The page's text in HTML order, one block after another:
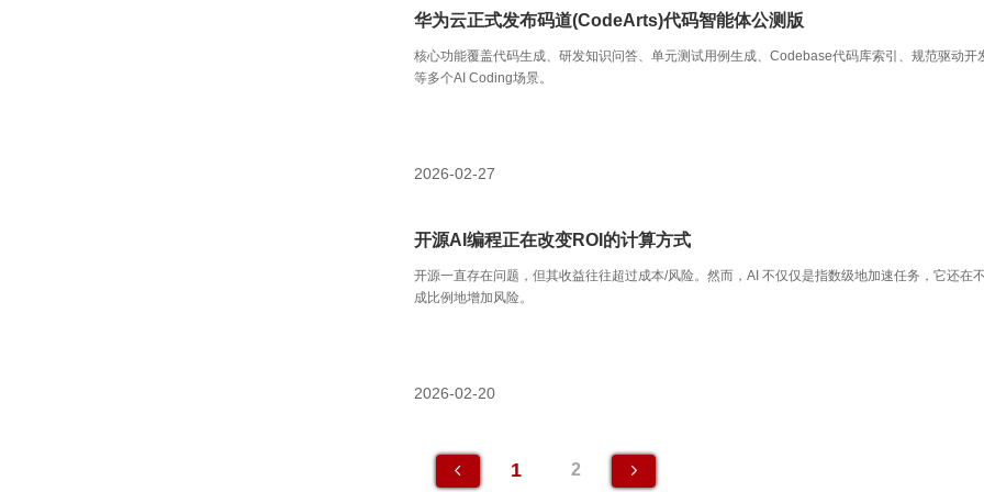
华为云正式发布码道(CodeArts)代码智能体公测版
核心功能覆盖代码生成、研发知识问答、单元测试用例生成、Codebase代码库索引、规范驱动开
等多个AI Coding场景。
2026-02-27
开源AI编程正在改变ROI的计算方式
开源一直存在问题，但其收益往往超过成本/风险。然而，AI 不仅仅是指数级地加速任务，它还在
成比例地增加风险。
2026-02-20
1 2